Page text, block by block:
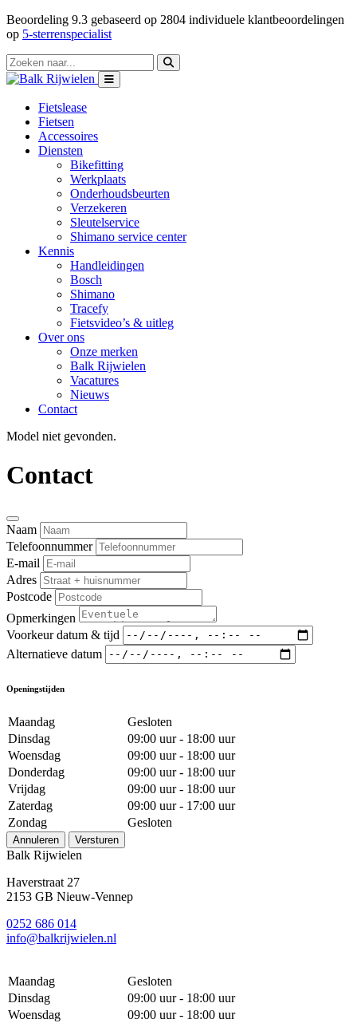
Beoordeling 9.3 gebaseerd op 2804 individuele klantbeoordelingen
op 5-sterrenspecialist
Fietslease
Fietsen
Accessoires
Diensten
Bikefitting
Werkplaats
Onderhoudsbeurten
Verzekeren
Sleutelservice
Shimano service center
Kennis
Handleidingen
Bosch
Shimano
Tracefy
Fietsvideo’s & uitleg
Over ons
Onze merken
Balk Rijwielen
Vacatures
Nieuws
Contact
Model niet gevonden.
Contact
Naam
Telefoonnummer
E-mail
Adres
Postcode
Opmerkingen
Voorkeur datum & tijd
Alternatieve datum
Openingstijden
Maandag
Gesloten
Dinsdag
09:00 uur - 18:00 uur
Woensdag
09:00 uur - 18:00 uur
Donderdag
09:00 uur - 18:00 uur
Vrijdag
09:00 uur - 18:00 uur
Zaterdag
09:00 uur - 17:00 uur
Zondag
Gesloten
Annuleren Versturen
Balk Rijwielen
Haverstraat 27
2153 GB Nieuw-Vennep
0252 686 014
info@balkrijwielen.nl
Maandag
Gesloten
Dinsdag
09:00 uur - 18:00 uur
Woensdag
09:00 uur - 18:00 uur